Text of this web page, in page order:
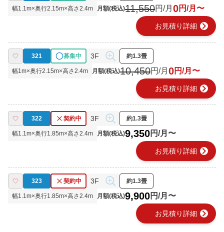
幅1.1m×奥行2.15m×高さ2.4m 月額(税込)11,550円/月 0円/月〜
お見積り詳細 chevron_right
321 募集中 3F 約1.3畳
幅1m×奥行2.15m×高さ2.4m 月額(税込)10,450円/月 0円/月〜
お見積り詳細 chevron_right
322 契約中 3F 約1.3畳
幅1.1m×奥行1.85m×高さ2.4m 月額(税込)9,350円/月〜
お見積り詳細 chevron_right
323 契約中 3F 約1.3畳
幅1.1m×奥行1.85m×高さ2.4m 月額(税込)9,900円/月〜
お見積り詳細 chevron_right